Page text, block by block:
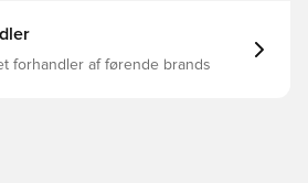
forhandler af førende brands